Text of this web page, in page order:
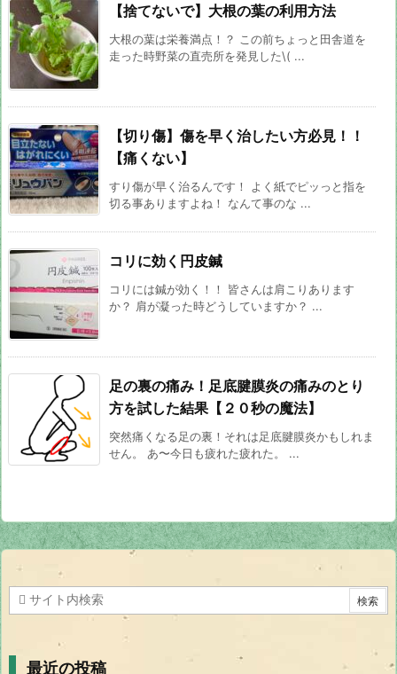
【捨てないで】大根の葉の利用方法
大根の葉は栄養満点！？ この前ちょっと田舎道を
走った時野菜の直売所を発見した\( ...
【切り傷】傷を早く治したい方必見！！
【痛くない】
すり傷が早く治るんです！ よく紙でピッっと指を
切る事ありますよね！ なんて事のな ...
コリに効く円皮鍼
コリには鍼が効く！！ 皆さんは肩こりあります
か？ 肩が凝った時どうしていますか？ ...
足の裏の痛み！足底腱膜炎の痛みのとり
方を試した結果【２０秒の魔法】
突然痛くなる足の裏！それは足底腱膜炎かもしれま
せん。 あ〜今日も疲れた疲れた。 ...
最近の投稿